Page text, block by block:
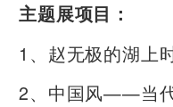
主题展项目：
1、赵无极的湖上
2、中国风——当